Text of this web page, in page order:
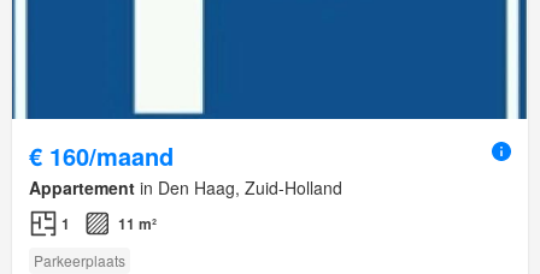
€ 160/maand
Appartement in Den Haag, Zuid-Holland
1 11 m²
Parkeerplaats